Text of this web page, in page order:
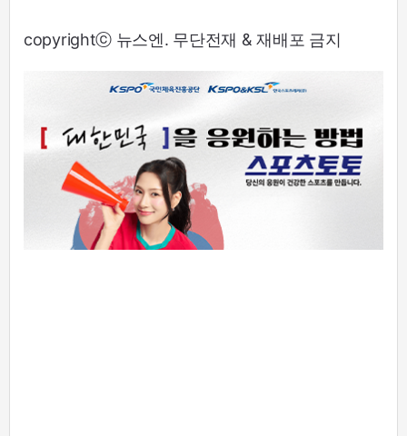
copyrightⓒ 뉴스엔. 무단전재 & 재배포 금지